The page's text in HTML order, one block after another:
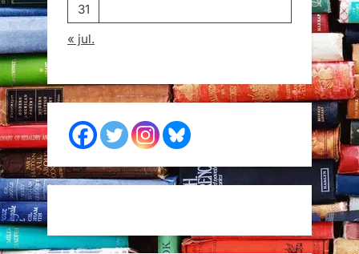
31
« jul.